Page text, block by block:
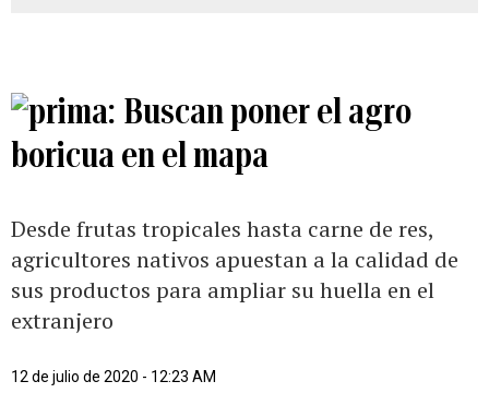
Buscan poner el agro
boricua en el mapa
Desde frutas tropicales hasta carne de res,
agricultores nativos apuestan a la calidad de
sus productos para ampliar su huella en el
extranjero
12 de julio de 2020 - 12:23 AM